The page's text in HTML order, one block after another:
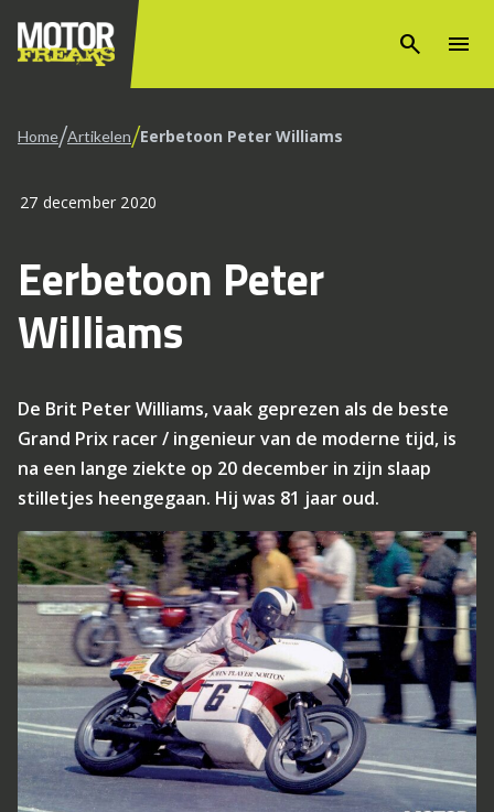
search menu
Home/Artikelen/Eerbetoon Peter Williams
27 december 2020
Eerbetoon Peter
Williams
De Brit Peter Williams, vaak geprezen als de beste
Grand Prix racer / ingenieur van de moderne tijd, is
na een lange ziekte op 20 december in zijn slaap
stilletjes heengegaan. Hij was 81 jaar oud.